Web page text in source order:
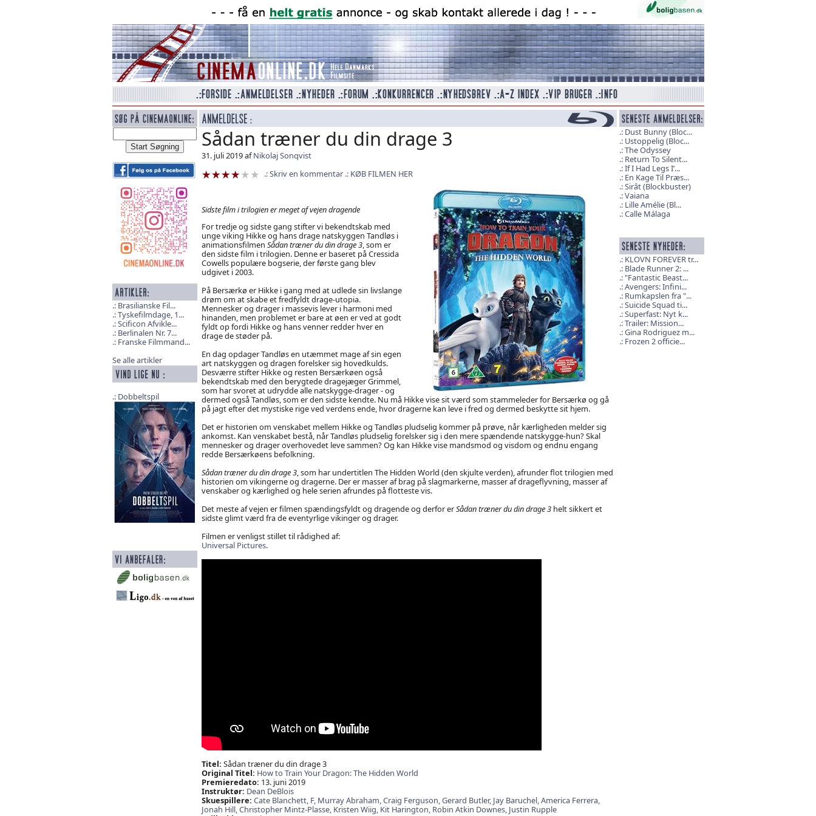
Brasilianske Fil...
Tyskefilmdage, 1...
Scificon Afvikle...
Berlinalen Nr. 7...
Franske Filmmand...
Se alle artikler
Dobbeltspil
Sådan træner du din drage 3
31. juli 2019 afNikolaj Sonqvist
Skriv en kommentar
KØB FILMEN HER
Sidste film i trilogien er meget af vejen dragende
For tredje og sidste gang stifter vi bekendtskab med
unge viking Hikke og hans drage natskyggen Tandløs i
animationsfilmen Sådan træner du din drage 3, som er
den sidste film i trilogien. Denne er baseret på Cressida
Cowells populære bogserie, der første gang blev
udgivet i 2003.
På Bersærkø er Hikke i gang med at udlede sin livslange
drøm om at skabe et fredfyldt drage-utopia.
Mennesker og drager i massevis lever i harmoni med
hinanden, men problemet er bare at øen er ved at godt
fyldt op fordi Hikke og hans venner redder hver en
drage de støder på.
En dag opdager Tandløs en utæmmet mage af sin egen
art natskyggen og dragen forelsker sig hovedkulds.
Desværre stifter Hikke og resten Bersærkøen også
bekendtskab med den berygtede dragejæger Grimmel,
som har svoret at udrydde alle natskygge-drager - og
dermed også Tandløs, som er den sidste kendte. Nu må Hikke vise sit værd som stammeleder for Bersærkø og gå
på jagt efter det mystiske rige ved verdens ende, hvor dragerne kan leve i fred og dermed beskytte sit hjem.
Det er historien om venskabet mellem Hikke og Tandløs pludselig kommer på prøve, når kærligheden melder sig
ankomst. Kan venskabet bestå, når Tandløs pludselig forelsker sig i den mere spændende natskygge-hun? Skal
mennesker og drager overhovedet leve sammen? Og kan Hikke vise mandsmod og visdom og endnu engang
redde Bersærkøens befolkning.
Sådan træner du din drage 3, som har undertitlen The Hidden World (den skjulte verden), afrunder flot trilogien med
historien om vikingerne og dragerne. Der er masser af brag på slagmarkerne, masser af drageflyvning, masser af
venskaber og kærlighed og hele serien afrundes på flotteste vis.
Det meste af vejen er filmen spændingsfyldt og dragende og derfor erSådan træner du din drage 3helt sikkert et
sidste glimt værd fra de eventyrlige vikinger og drager.
Filmen er venligst stillet til rådighed af:
Universal Pictures.
Titel: Sådan træner du din drage 3
Original Titel: How to Train Your Dragon: The Hidden World
Premieredato: 13. juni 2019
Instruktør: Dean DeBlois
Skuespillere: Cate Blanchett, F, Murray Abraham,Craig Ferguson,Gerard Butler, Jay Baruchel,America Ferrera,
Jonah Hill,Christopher Mintz-Plasse, Kristen Wiig, Kit Harington, Robin Atkin Downes, Justin Rupple
Dust Bunny (Bloc...
Ustoppelig (Bloc...
The Odyssey
Return To Silent...
If I Had Legs I’...
En Kage Til Præs...
Sirât (Blockbuster)
Vaiana
Lille Amélie (Bl...
Calle Málaga
KLOVN FOREVER tr...
Blade Runner 2: ...
"Fantastic Beast...
Avengers: Infini...
Rumkapslen fra "...
Suicide Squad ti...
Superfast: Nyt k...
Trailer: Mission...
Gina Rodriguez m...
Frozen 2 officie...